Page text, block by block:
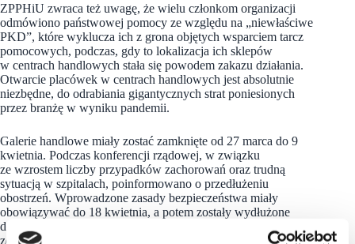
ZPPHiU zwraca też uwagę, że wielu członkom organizacji
odmówiono państwowej pomocy ze względu na „niewłaściwe
PKD”, które wyklucza ich z grona objętych wsparciem tarcz
pomocowych, podczas, gdy to lokalizacja ich sklepów
w centrach handlowych stała się powodem zakazu działania.
Otwarcie placówek w centrach handlowych jest absolutnie
niezbędne, do odrabiania gigantycznych strat poniesionych
przez branżę w wyniku pandemii.
Galerie handlowe miały zostać zamknięte od 27 marca do 9
kwietnia. Podczas konferencji rządowej, w związku
ze wzrostem liczby przypadków zachorowań oraz trudną
sytuacją w szpitalach, poinformowano o przedłużeniu
obostrzeń. Wprowadzone zasady bezpieczeństwa miały
obowiązywać do 18 kwietnia, a potem zostały wydłużone
do 25 kwietnia. Pod koniec miesiąca jednak po raz kolejny
zdecydowano o przedłużeniu restrykcji – tym razem sklepy